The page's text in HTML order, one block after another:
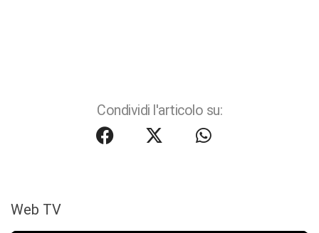
Condividi l'articolo su:
Web TV